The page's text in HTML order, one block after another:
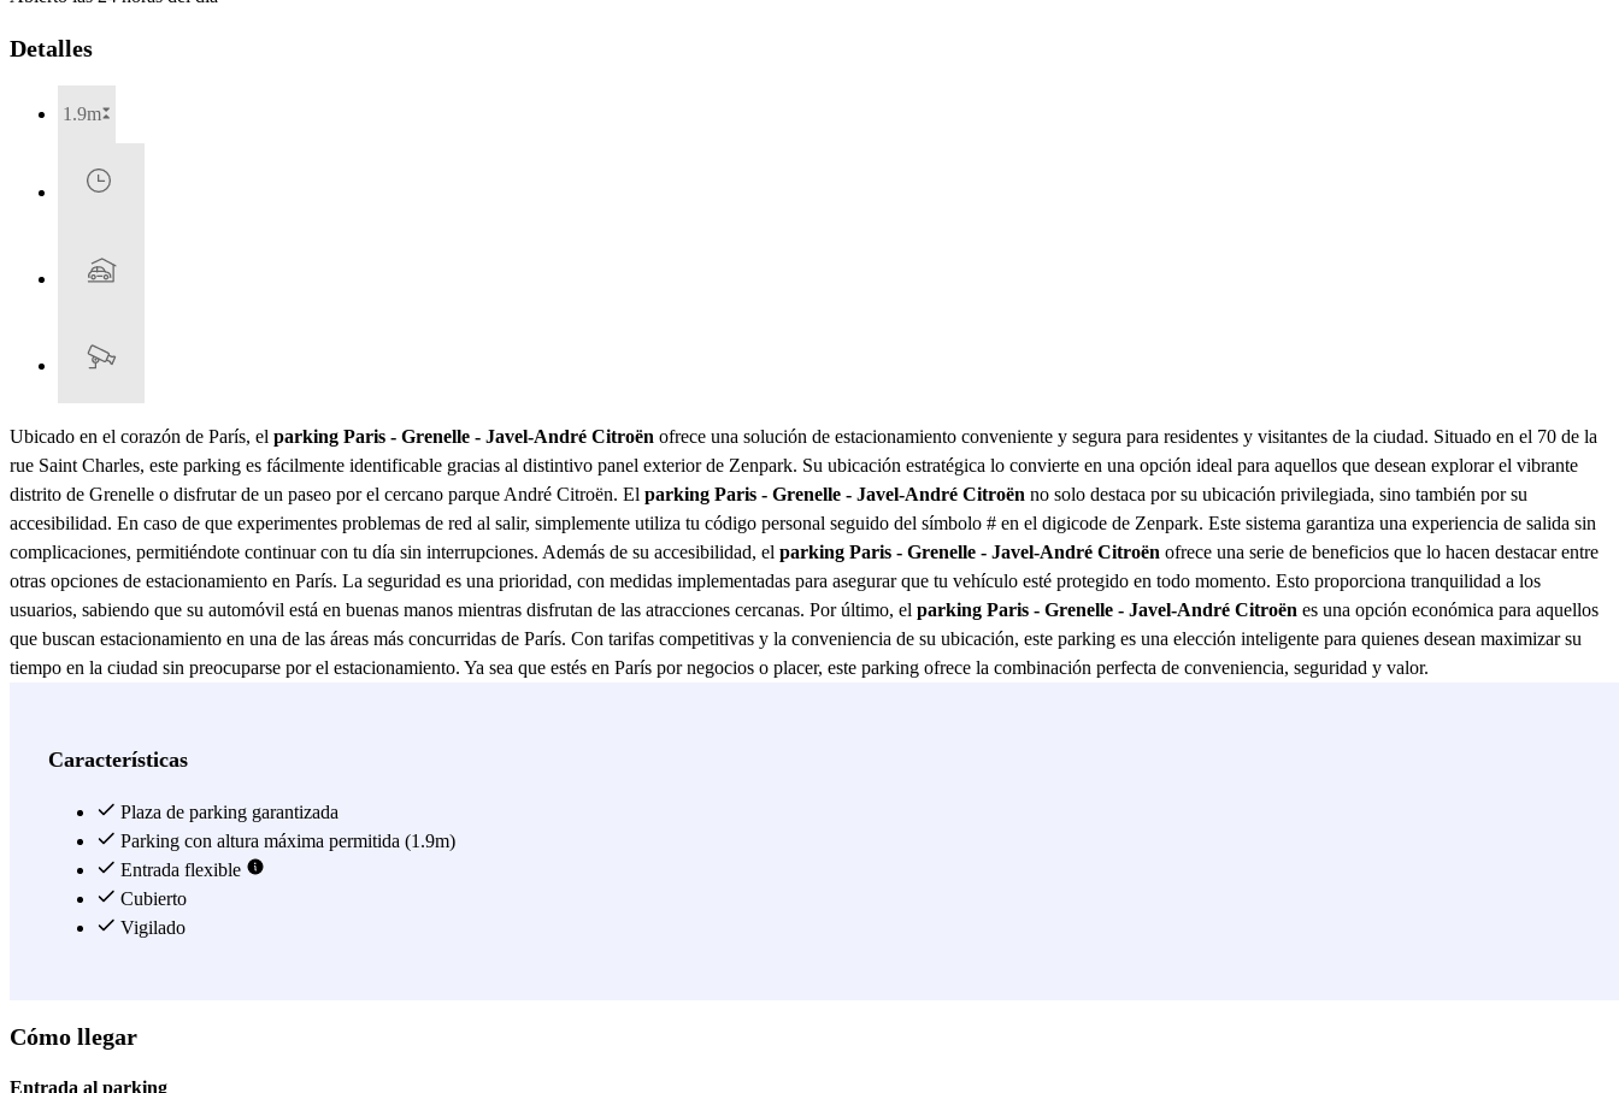
Detalles
1.9m
Ubicado en el corazón de París, el parking Paris - Grenelle - Javel-André Citroën ofrece una solución de estacionamiento conveniente y segura para residentes y visitantes de la ciudad. Situado en el 70 de la
rue Saint Charles, este parking es fácilmente identificable gracias al distintivo panel exterior de Zenpark. Su ubicación estratégica lo convierte en una opción ideal para aquellos que desean explorar el vibrante
distrito de Grenelle o disfrutar de un paseo por el cercano parque André Citroën. El parking Paris - Grenelle - Javel-André Citroën no solo destaca por su ubicación privilegiada, sino también por su
accesibilidad. En caso de que experimentes problemas de red al salir, simplemente utiliza tu código personal seguido del símbolo # en el digicode de Zenpark. Este sistema garantiza una experiencia de salida sin
complicaciones, permitiéndote continuar con tu día sin interrupciones. Además de su accesibilidad, el parking Paris - Grenelle - Javel-André Citroën ofrece una serie de beneficios que lo hacen destacar entre
otras opciones de estacionamiento en París. La seguridad es una prioridad, con medidas implementadas para asegurar que tu vehículo esté protegido en todo momento. Esto proporciona tranquilidad a los
usuarios, sabiendo que su automóvil está en buenas manos mientras disfrutan de las atracciones cercanas. Por último, el parking Paris - Grenelle - Javel-André Citroën es una opción económica para aquellos
que buscan estacionamiento en una de las áreas más concurridas de París. Con tarifas competitivas y la conveniencia de su ubicación, este parking es una elección inteligente para quienes desean maximizar su
tiempo en la ciudad sin preocuparse por el estacionamiento. Ya sea que estés en París por negocios o placer, este parking ofrece la combinación perfecta de conveniencia, seguridad y valor.
Características
Plaza de parking garantizada
Parking con altura máxima permitida (1.9m)
Entrada flexible
Cubierto
Vigilado
Cómo llegar
Entrada al parking